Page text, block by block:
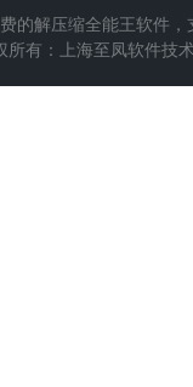
的解压缩全能王软件
有：上海至凤软件技